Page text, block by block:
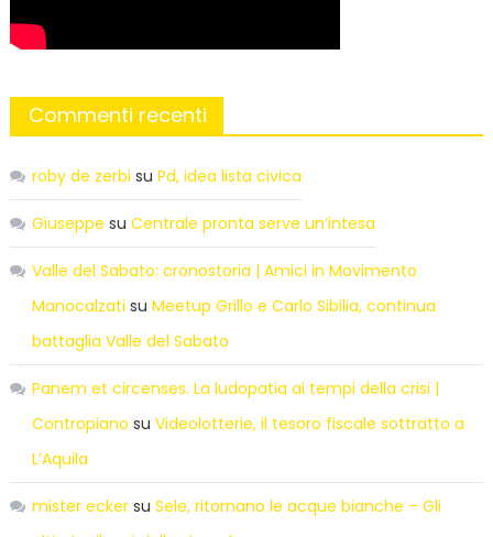
Commenti recenti
roby de zerbi su Pd, idea lista civica
Giuseppe su Centrale pronta serve un’intesa
Valle del Sabato: cronostoria | Amici in Movimento
Manocalzati su Meetup Grillo e Carlo Sibilia, continua
battaglia Valle del Sabato
Panem et circenses. La ludopatia ai tempi della crisi |
Contropiano su Videolotterie, il tesoro fiscale sottratto a
L’Aquila
mister eckersu Sele, ritornano le acque bianche – Gli